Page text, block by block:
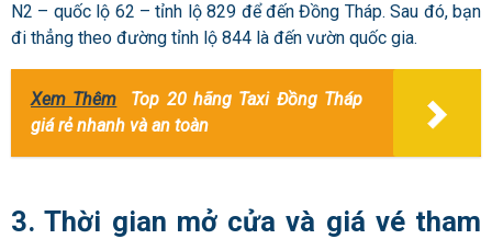
N2 – quốc lộ 62 – tỉnh lộ 829 để đến Đồng Tháp. Sau đó, bạn
đi thẳng theo đường tỉnh lộ 844 là đến vườn quốc gia.
Xem Thêm
Top 20 hãng Taxi Đồng Tháp
giá rẻ nhanh và an toàn
3. Thời gian mở cửa và giá vé tham